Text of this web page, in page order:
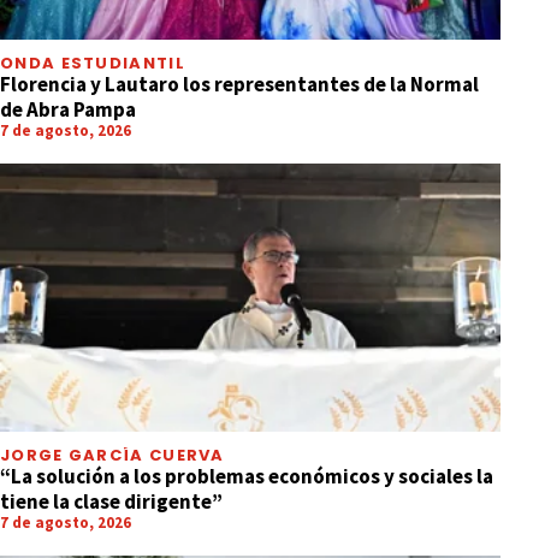
ONDA ESTUDIANTIL
Florencia y Lautaro los representantes de la Normal
de Abra Pampa
7 de agosto, 2026
JORGE GARCÍA CUERVA
“La solución a los problemas económicos y sociales la
tiene la clase dirigente”
7 de agosto, 2026